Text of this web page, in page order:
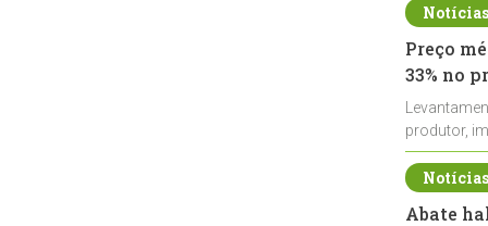
Preço
33% no
produtor,
de leite cru
Abate